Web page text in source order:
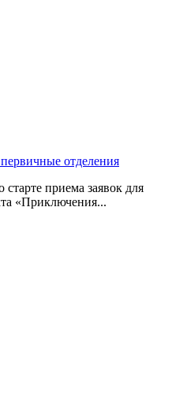
отделения
приема заявок для
«Приключения...